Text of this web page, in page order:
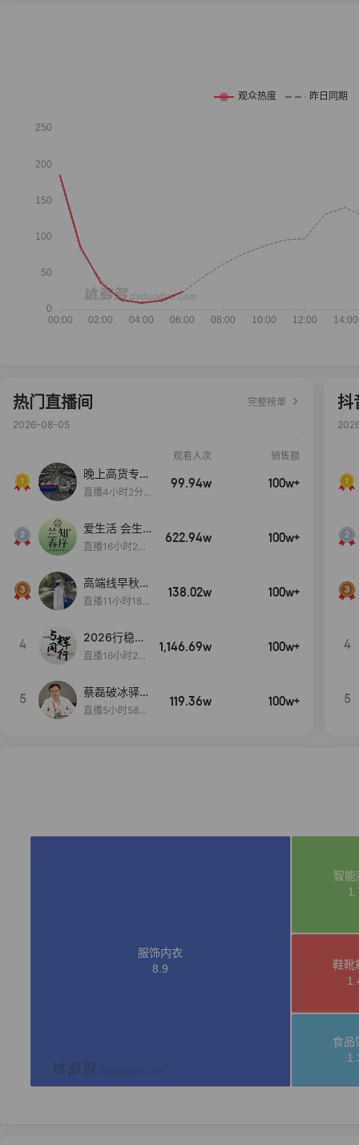
热门直播间
完整榜单
2026-08-05
观看人次 销售额
晚上高货专场
大放漏
直播4小时2分5
99.94w 100w+
爱生活 会生
活
直播16小时24
622.94w 100w+
高端线早秋现
货首发
直播11小时18分
138.02w 100w+
4
2026行稳致
远
直播16小时20
1,146.69w 100w+
5
蔡磊破冰驿站
直播间好物分
直播5小时58分
119.36w 100w+
抖
4
5